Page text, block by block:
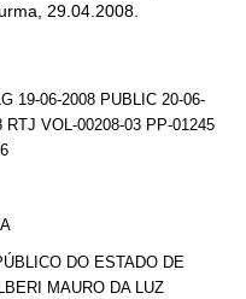
29.04.2008.
19-06-2008 PUBLIC 20-06-
VOL-00208-03 PP-01245
DO ESTADO DE
MAURO DA LUZ